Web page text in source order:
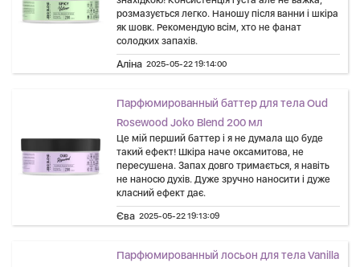
розмазується легко. Наношу після ванни і шкіра
як шовк. Рекомендую всім, хто не фанат
солодких запахів.
Аліна 2025-05-22 19:14:00
Парфюмированный баттер для тела Oud
Rosewood Joko Blend 200 мл
Це мій перший баттер і я не думала що буде
такий ефект! Шкіра наче оксамитова, не
пересушена. Запах довго тримається, я навіть
не наносю духів. Дуже зручно наносити і дуже
класний ефект дає.
Єва 2025-05-22 19:13:09
Парфюмированный лосьон для тела Vanilla